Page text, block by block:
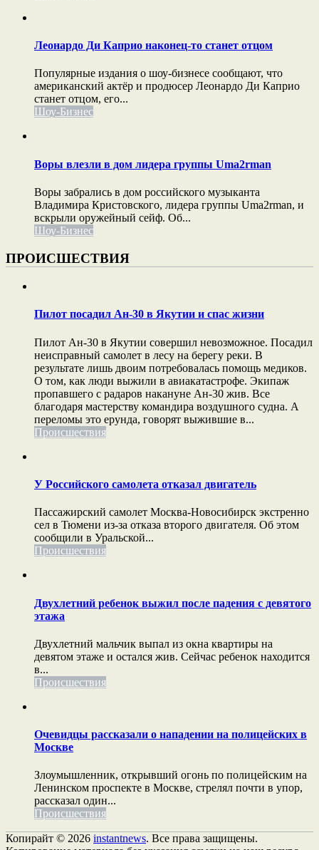
Леонардо Ди Каприо наконец-то станет отцом
Популярные издания о шоу-бизнесе сообщают, что
американский актёр и продюсер Леонардо Ди Каприо
станет отцом, его...
Шоу-Бизнес
Воры влезли в дом лидера группы Uma2rman
Воры забрались в дом российского музыканта
Владимира Кристовского, лидера группы Uma2rman, и
вскрыли оружейный сейф. Об...
Шоу-Бизнес
ПРОИСШЕСТВИЯ
Пилот посадил Ан-30 в Якутии и спас жизни
Пилот Ан-30 в Якутии совершил невозможное. Посадил
неисправный самолет в лесу на берегу реки. В
результате лишь двоим потребовалась помощь медиков.
О том, как люди выжили в авиакатастрофе. Экипаж
пропавшего с радаров накануне Ан-30 жив. Все
благодаря мастерству командира воздушного судна. А
переломы это ерунда, говорят выжившие в...
Происшествия
У Российского самолета отказал двигатель
Пассажирский самолет Москва-Новосибирск экстренно
сел в Тюмени из-за отказа второго двигателя. Об этом
сообщили в Уральской...
Происшествия
Двухлетний ребенок выжил после падения с девятого
этажа
Двухлетний мальчик выпал из окна квартиры на
девятом этаже и остался жив. Сейчас ребенок находится
в...
Происшествия
Очевидцы рассказали о нападении на полицейских в
Москве
Злоумышленник, открывший огонь по полицейским на
Ленинском проспекте в Москве, стрелял почти в упор,
рассказал один...
Происшествия
Копирайт © 2026 instantnews. Все права защищены.